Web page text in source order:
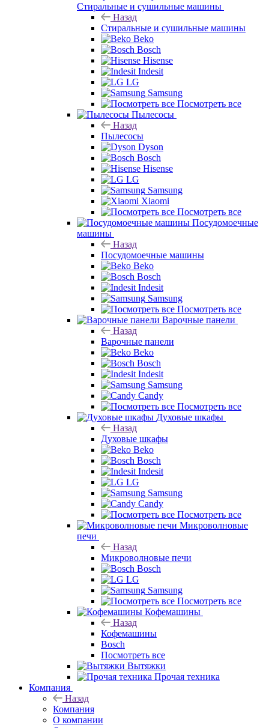
Стиральные и сушильные машины
Назад
Стиральные и сушильные машины
Beko
Bosch
Hisense
Indesit
LG
Samsung
Посмотреть все
Пылесосы
Назад
Пылесосы
Dyson
Bosch
Hisense
LG
Samsung
Xiaomi
Посмотреть все
Посудомоечные
машины
Назад
Посудомоечные машины
Beko
Bosch
Indesit
Samsung
Посмотреть все
Варочные панели
Назад
Варочные панели
Beko
Bosch
Indesit
Samsung
Candy
Посмотреть все
Духовые шкафы
Назад
Духовые шкафы
Beko
Bosch
Indesit
LG
Samsung
Candy
Посмотреть все
Микроволновые
печи
Назад
Микроволновые печи
Bosch
LG
Samsung
Посмотреть все
Кофемашины
Назад
Кофемашины
Bosch
Посмотреть все
Вытяжки
Прочая техника
Компания
Назад
Компания
О компании